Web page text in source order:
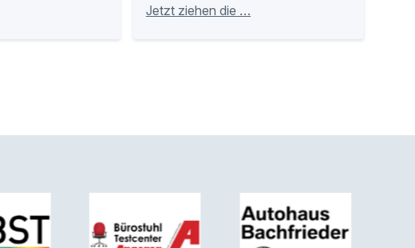
Jetzt ziehen die …